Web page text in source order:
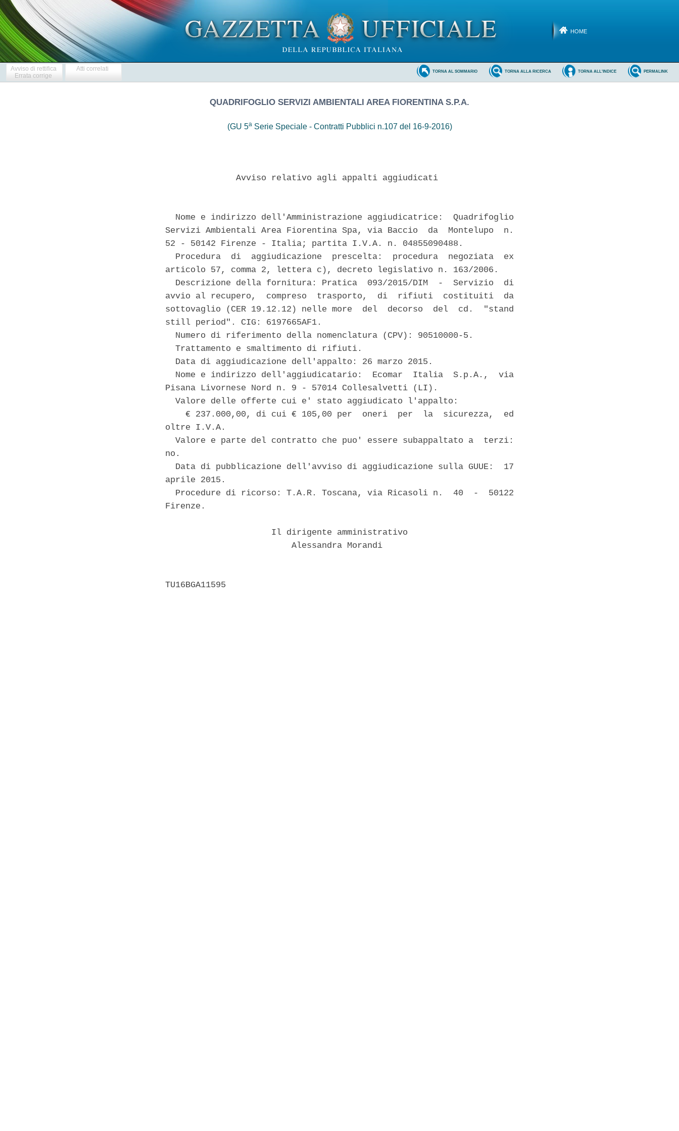
HOME
Avviso di rettifica
Errata corrige
Atti correlati PERMALINK
TORNA ALL'INDICE
TORNA ALLA RICERCA
TORNA AL SOMMARIO
QUADRIFOGLIO SERVIZI AMBIENTALI AREA FIORENTINA S.P.A.
(GU 5aSerie Speciale - Contratti Pubblici n.107 del 16-9-2016)
              Avviso relativo agli appalti aggiudicati
  Nome e indirizzo dell'Amministrazione aggiudicatrice:  Quadrifoglio
Servizi Ambientali Area Fiorentina Spa, via Baccio  da  Montelupo  n.
52 - 50142 Firenze - Italia; partita I.V.A. n. 04855090488.
  Procedura  di  aggiudicazione  prescelta:  procedura  negoziata  ex
articolo 57, comma 2, lettera c), decreto legislativo n. 163/2006.
  Descrizione della fornitura: Pratica  093/2015/DIM  -  Servizio  di
avvio al recupero,  compreso  trasporto,  di  rifiuti  costituiti  da
sottovaglio (CER 19.12.12) nelle more  del  decorso  del  cd.  "stand
still period". CIG: 6197665AF1.
  Numero di riferimento della nomenclatura (CPV): 90510000-5.
  Trattamento e smaltimento di rifiuti.
  Data di aggiudicazione dell'appalto: 26 marzo 2015.
  Nome e indirizzo dell'aggiudicatario:  Ecomar  Italia  S.p.A.,  via
Pisana Livornese Nord n. 9 - 57014 Collesalvetti (LI).
  Valore delle offerte cui e' stato aggiudicato l'appalto:
    € 237.000,00, di cui € 105,00 per  oneri  per  la  sicurezza,  ed
oltre I.V.A.
  Valore e parte del contratto che puo' essere subappaltato a  terzi:
no.
  Data di pubblicazione dell'avviso di aggiudicazione sulla GUUE:  17
aprile 2015.
  Procedure di ricorso: T.A.R. Toscana, via Ricasoli n.  40  -  50122
Firenze.
                     Il dirigente amministrativo
                         Alessandra Morandi